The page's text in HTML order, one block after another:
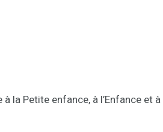
la Petite enfance, à l’Enfance et